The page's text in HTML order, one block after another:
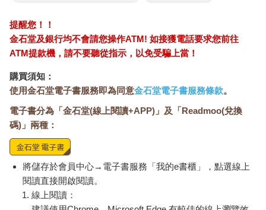
提醒您！！
金石堂及銀行均不會請您操作ATM! 如接獲電話要求您前往
ATM提款機，請不要聽從指示，以免受騙上當！
購買須知：
使用金石堂電子書服務即為同意金石堂電子書服務條款。
電子書分為「金石堂(線上閱讀+APP)」及「Readmoo(兌換
碼)」兩種：
將儲存於會員中心→電子書服務「我的e書櫃」，點選線上
閱讀直接開啟閱讀。
線上閱讀：